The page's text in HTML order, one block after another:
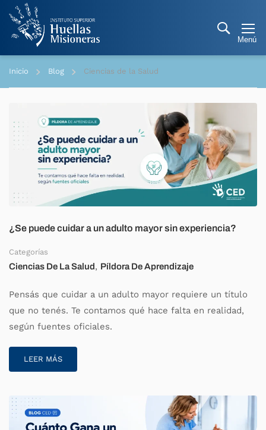
Inicio Blog Ciencias de la Salud
¿Se puede cuidar a un adulto mayor sin experiencia?
Categorías
Ciencias De La Salud, Píldora De Aprendizaje
Pensás que cuidar a un adulto mayor requiere un título
que no tenés. Te contamos qué hace falta en realidad,
según fuentes oficiales.
LEER MÁS